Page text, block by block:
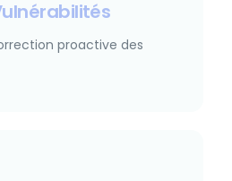
proactive des